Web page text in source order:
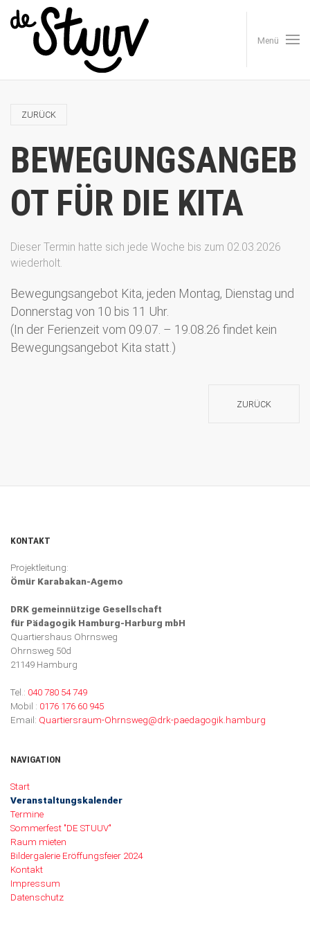
Menü
ZURÜCK
BEWEGUNGSANGEB
OT FÜR DIE KITA
Dieser Termin hatte sich jede Woche bis zum 02.03.2026
wiederholt.
Bewegungsangebot Kita, jeden Montag, Dienstag und
Donnerstag von 10 bis 11 Uhr.
(In der Ferienzeit vom 09.07. – 19.08.26 findet kein
Bewegungsangebot Kita statt.)
ZURÜCK
KONTAKT
Projektleitung:
Ömür Karabakan-Agemo
DRK gemeinnützige Gesellschaft
für Pädagogik Hamburg-Harburg mbH
Quartiershaus Ohrnsweg
Ohrnsweg 50d
21149 Hamburg
Tel.: 040 780 54 749
Mobil : 0176 176 60 945
Email: Quartiersraum-Ohrnsweg@drk-paedagogik.hamburg
NAVIGATION
Navigation überspringen
Start
Veranstaltungskalender
Termine
Sommerfest "DE STUUV"
Raum mieten
Bildergalerie Eröffungsfeier 2024
Kontakt
Impressum
Datenschutz